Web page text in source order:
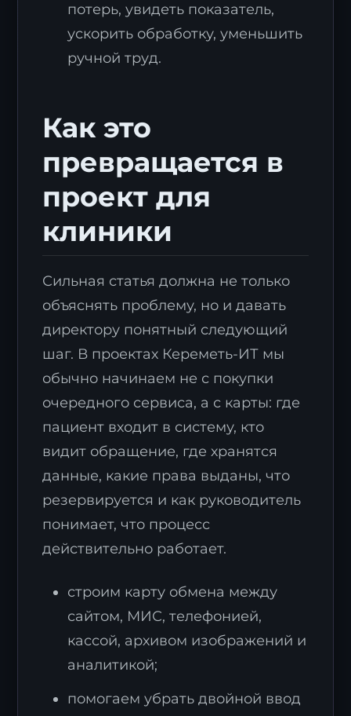
потерь, увидеть показатель,
ускорить обработку, уменьшить
ручной труд.
Как это
превращается в
проект для
клиники
Сильная статья должна не только
объяснять проблему, но и давать
директору понятный следующий
шаг. В проектах Кереметь-ИТ мы
обычно начинаем не с покупки
очередного сервиса, а с карты: где
пациент входит в систему, кто
видит обращение, где хранятся
данные, какие права выданы, что
резервируется и как руководитель
понимает, что процесс
действительно работает.
строим карту обмена между
сайтом, МИС, телефонией,
кассой, архивом изображений и
аналитикой;
помогаем убрать двойной ввод